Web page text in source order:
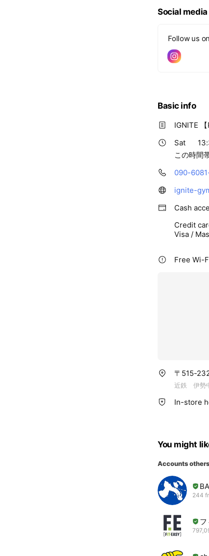
Social media
Follow us
Basic info
IGNITE 【
Sat
この時間
090-
ignite-
Cash
Credit
Visa /
Free Wi-
〒515-
近鉄 伊勢
In-store
You might
Accounts
244
フ